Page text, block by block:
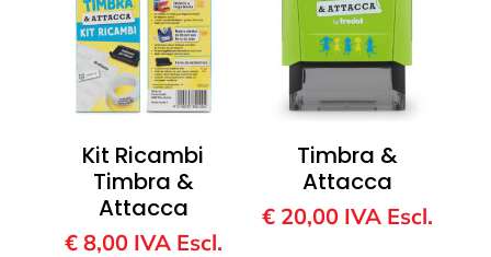
Kit Ricambi
Timbra &
Attacca
€8,00 IVA Escl.
Timbra &
Attacca
€ 20,00 IVA Escl.